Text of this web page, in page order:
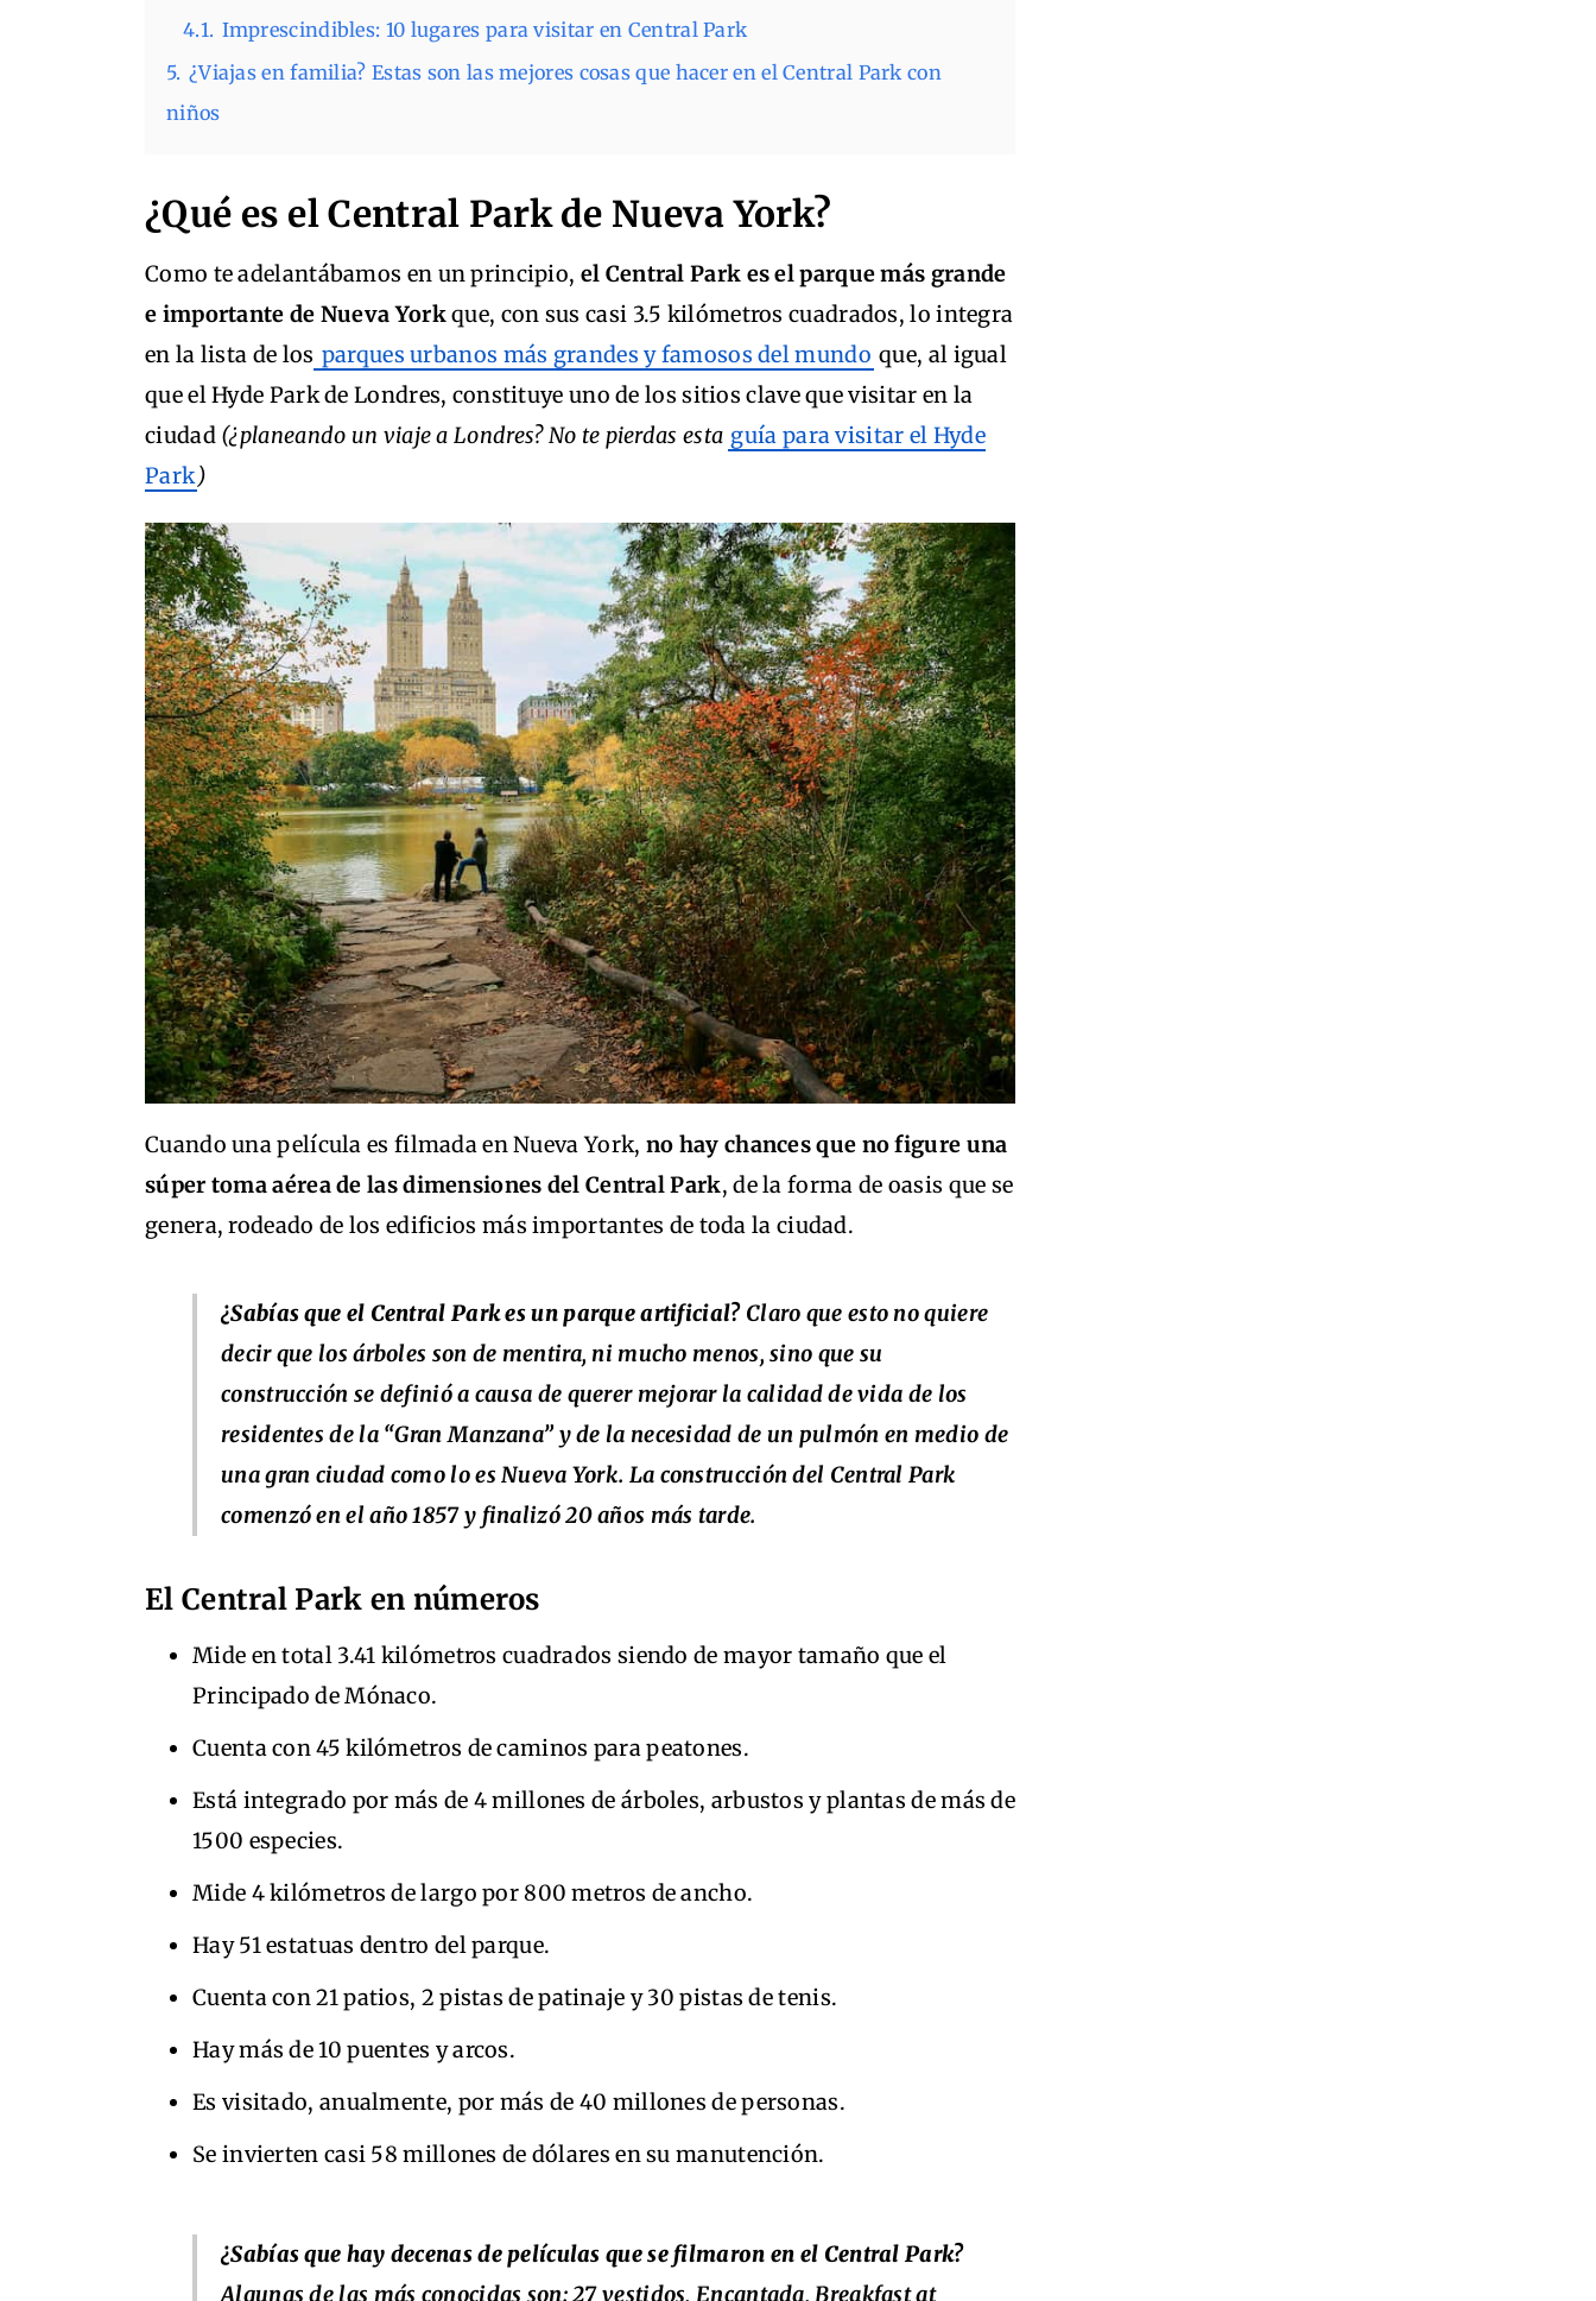
4.1. Imprescindibles: 10 lugares para visitar en Central Park
5. ¿Viajas en familia? Estas son las mejores cosas que hacer en el Central Park con
niños
¿Qué es el Central Park de Nueva York?
Como te adelantábamos en un principio, el Central Park es el parque más grande
e importante de Nueva Yorkque, con sus casi 3.5 kilómetros cuadrados, lo integra
en la lista de los parques urbanos más grandes y famosos del mundo que, al igual
que el Hyde Park de Londres, constituye uno de los sitios clave que visitar en la
ciudad(¿planeando un viaje a Londres? No te pierdas esta guía para visitar el Hyde
Park)
Cuando una película es filmada en Nueva York, no hay chances que no figure una
súper toma aérea de las dimensiones del Central Park, de la forma de oasis que se
genera, rodeado de los edificios más importantes de toda la ciudad.
¿Sabías que el Central Park es un parque artificial? Claro que esto no quiere
decir que los árboles son de mentira, ni mucho menos, sino que su
construcción se definió a causa de querer mejorar la calidad de vida de los
residentes de la “Gran Manzana” y de la necesidad de un pulmón en medio de
una gran ciudad como lo es Nueva York. La construcción del Central Park
comenzó en el año 1857 y finalizó 20 años más tarde.
El Central Park en números
Mide en total 3.41 kilómetros cuadrados siendo de mayor tamaño que el
Principado de Mónaco.
Cuenta con 45 kilómetros de caminos para peatones.
Está integrado por más de 4 millones de árboles, arbustos y plantas de más de
1500 especies.
Mide 4 kilómetros de largo por 800 metros de ancho.
Hay 51 estatuas dentro del parque.
Cuenta con 21 patios, 2 pistas de patinaje y 30 pistas de tenis.
Hay más de 10 puentes y arcos.
Es visitado, anualmente, por más de 40 millones de personas.
Se invierten casi 58 millones de dólares en su manutención.
¿Sabías que hay decenas de películas que se filmaron en el Central Park?
Algunas de las más conocidas son: 27 vestidos, Encantada, Breakfast at